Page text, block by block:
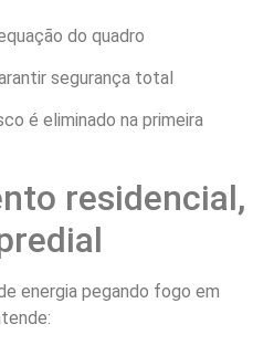
do quadro
segurança total
é eliminado na primeira
residencial,
energia pegando fogo em